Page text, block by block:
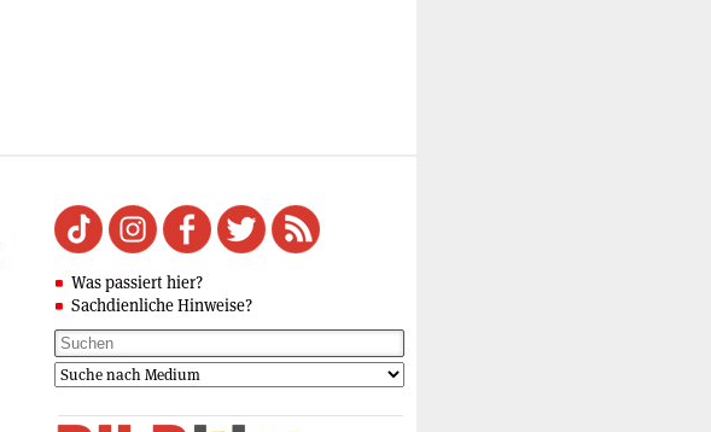
Was passiert hier?
Sachdienliche Hinweise?